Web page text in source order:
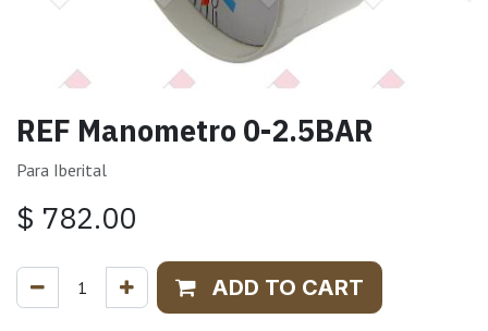
REF Manometro 0-2.5BAR
Para Iberital
$ 782.00
ADD TO CART